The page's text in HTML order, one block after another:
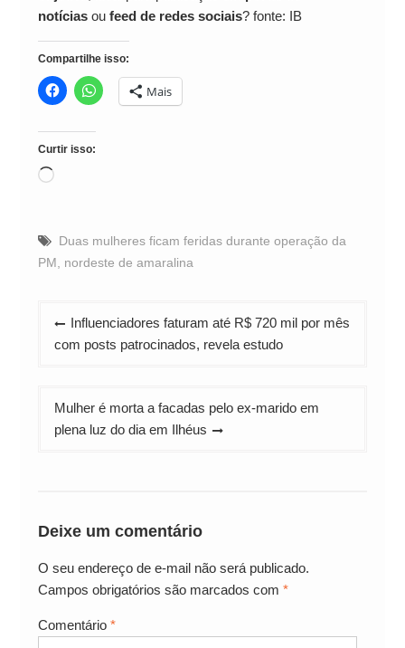
notíciasou feed de redes sociais? fonte: IB
Compartilhe isso:
Mais
Curtir isso:
Carregando...
Duas mulheres ficam feridas durante operação da
PM
nordeste de amaralina
Navegação
de
Influenciadores faturam até R$ 720 mil por mês
com posts patrocinados, revela estudo
Mulher é morta a facadas pelo ex-marido em
plena luz do dia em Ilhéus
Deixe um comentário
O seu endereço de e-mail não será publicado.
Campos obrigatórios são marcados com *
Comentário *